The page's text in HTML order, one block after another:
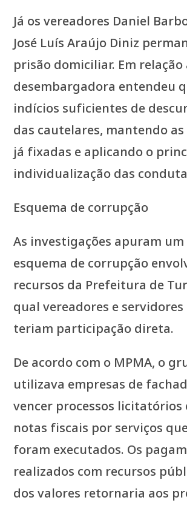
Já os vereadores Daniel
José Luís Araújo Diniz
prisão domiciliar. Em relação
desembargadora entendeu
indícios suficientes de
das cautelares, mantendo
já fixadas e aplicando o
individualização das
Esquema de corrupção
As investigações apuram
esquema de corrupção
recursos da Prefeitura de
qual vereadores e
teriam participação direta.
De acordo com o MPMA, o
utilizava empresas de
vencer processos
notas fiscais por serviços
foram executados. Os
realizados com recursos
dos valores retornaria aos